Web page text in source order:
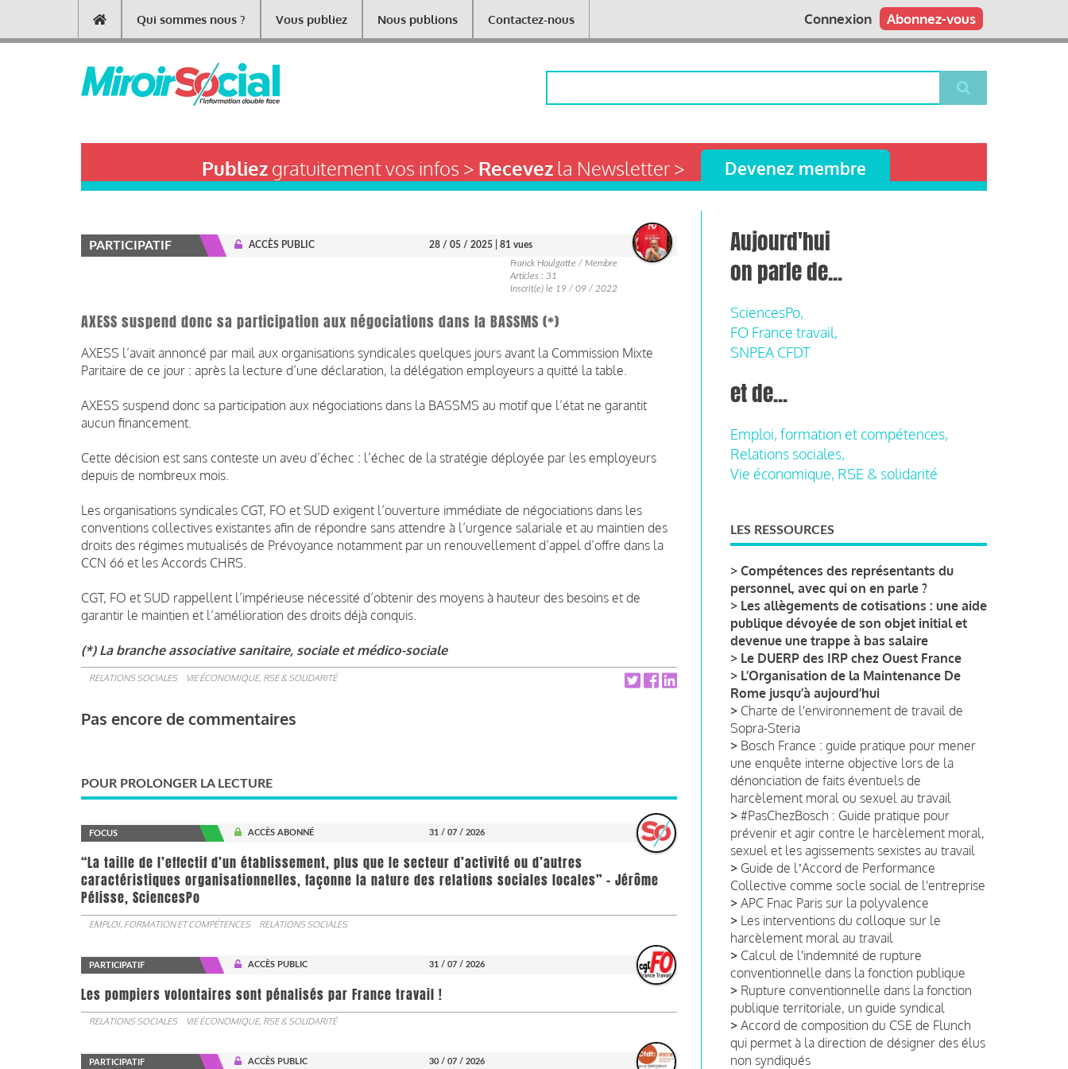
contenu
Main
navigation
Qui sommes nous ? Vous publiez Nous publions Contactez-nous Abonnez-vous
Connexion
Publiezgratuitement vos infos > Recevezla Newsletter > Devenez membre
PARTICIPATIF ACCÈS PUBLIC 28 / 05 / 2025
| 81 vues
Franck Houlgatte / Membre
Articles : 31
Inscrit(e) le 19 / 09 / 2022
AXESS suspend donc sa participation aux négociations dans la BASSMS (*)
AXESS l’avait annoncé par mail aux organisations syndicales quelques jours avant la Commission Mixte
Paritaire de ce jour : après la lecture d’une déclaration, la délégation employeurs a quitté la table.
AXESS suspend donc sa participation aux négociations dans la BASSMS au motif que l’état ne garantit
aucun financement.
Cette décision est sans conteste un aveu d’échec : l’échec de la stratégie déployée par les employeurs
depuis de nombreux mois.
Les organisations syndicales CGT, FO et SUD exigent l’ouverture immédiate de négociations dans les
conventions collectives existantes afin de répondre sans attendre à l’urgence salariale et au maintien des
droits des régimes mutualisés de Prévoyance notamment par un renouvellement d’appel d’offre dans la
CCN 66 et les Accords CHRS.
CGT, FO et SUD rappellent l’impérieuse nécessité d’obtenir des moyens à hauteur des besoins et de
garantir le maintien et l’amélioration des droits déjà conquis.
(*) La branche associative sanitaire, sociale et médico-sociale
RELATIONS SOCIALES VIE ÉCONOMIQUE, RSE & SOLIDARITÉ
Pas encore de commentaires
POUR PROLONGER LA LECTURE
FOCUS ACCÈS ABONNÉ 31 / 07 / 2026
“La taille de l’effectif d’un établissement, plus que le secteur d’activité ou d’autres
caractéristiques organisationnelles, façonne la nature des relations sociales locales” - Jérôme
Pélisse, SciencesPo
EMPLOI, FORMATION ET COMPÉTENCES RELATIONS SOCIALES
PARTICIPATIF ACCÈS PUBLIC 31 / 07 / 2026
Les pompiers volontaires sont pénalisés par France travail !
RELATIONS SOCIALES VIE ÉCONOMIQUE, RSE & SOLIDARITÉ
PARTICIPATIF ACCÈS PUBLIC 30 / 07 / 2026
Aujourd'hui
on parle de...
SciencesPo,
FO France travail,
SNPEA CFDT
et de...
Emploi, formation et compétences,
Relations sociales,
Vie économique, RSE & solidarité
LES RESSOURCES
> Compétences des représentants du
personnel, avec qui on en parle ?
> Les allègements de cotisations : une aide
publique dévoyée de son objet initial et
devenue une trappe à bas salaire
> Le DUERP des IRP chez Ouest France
> L’Organisation de la Maintenance De
Rome jusqu’à aujourd’hui
> Charte de l'environnement de travail de
Sopra-Steria
> Bosch France : guide pratique pour mener
une enquête interne objective lors de la
dénonciation de faits éventuels de
harcèlement moral ou sexuel au travail
> #PasChezBosch : Guide pratique pour
prévenir et agir contre le harcèlement moral,
sexuel et les agissements sexistes au travail
> Guide de lʼAccord de Performance
Collective comme socle social de l'entreprise
> APC Fnac Paris sur la polyvalence
> Les interventions du colloque sur le
harcèlement moral au travail
> Calcul de l'indemnité de rupture
conventionnelle dans la fonction publique
> Rupture conventionnelle dans la fonction
publique territoriale, un guide syndical
> Accord de composition du CSE de Flunch
qui permet à la direction de désigner des élus
non syndiqués